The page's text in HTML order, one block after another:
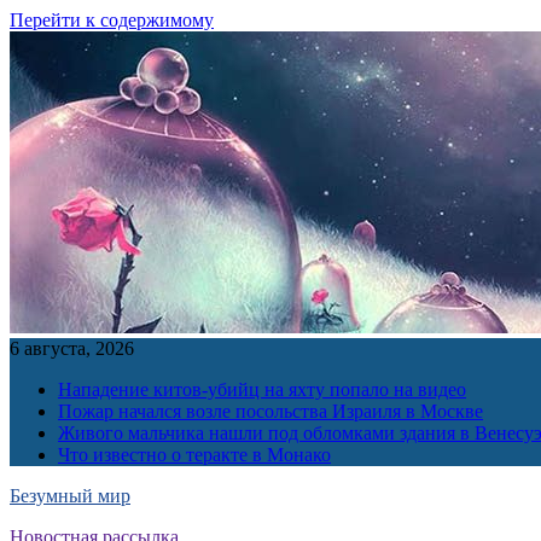
Перейти к содержимому
6 августа, 2026
Нападение китов-убийц на яхту попало на видео
Пожар начался возле посольства Израиля в Москве
Живого мальчика нашли под обломками здания в
Что известно о теракте в Монако
Безумный мир
Новостная рассылка